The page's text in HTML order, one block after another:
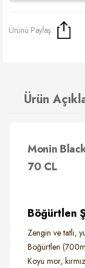
Ürünü Paylaş:
Ürün
Monin
70 CL
Böğürtlen
Zengin ve tatlı,
Böğürtlen
Koyu mor,